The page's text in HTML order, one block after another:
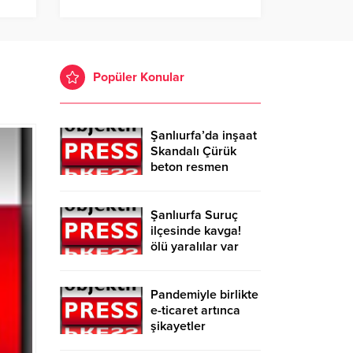
Popüler Konular
Şanlıurfa’da inşaat
Skandalı Çürük
beton resmen
Şanlıurfa Suruç
ilçesinde kavga!
ölü yaralılar var
Pandemiyle birlikte
e-ticaret artınca
şikayetler